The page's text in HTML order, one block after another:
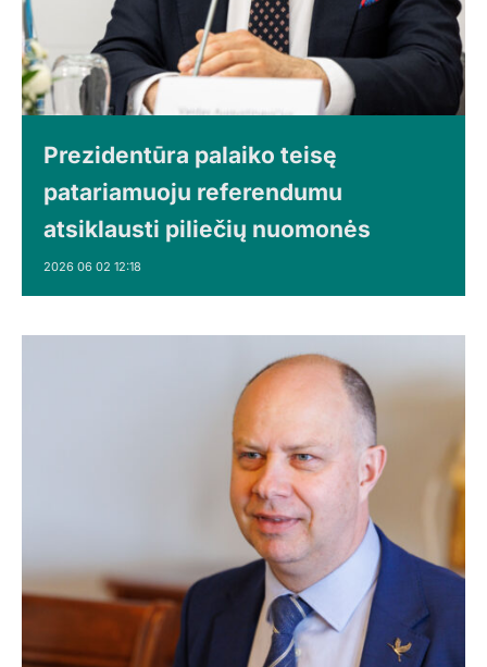
Prezidentūra palaiko teisę
patariamuoju referendumu
atsiklausti piliečių nuomonės
2026 06 02 12:18